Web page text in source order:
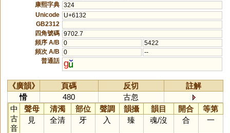
康熙字典 324
Unicode
U+6132
GB2312
四角號碼 9702.7
頻序 A/B
0
5422
頻次 A/B
0
--
普通話 g
《廣韻》 頁碼 反切
註解
愲
480
古忽
中
古
音
聲母 清濁 部位 聲調 韻攝 韻目 開合
等第
見
全清 牙 入 臻 魂/沒 合 一